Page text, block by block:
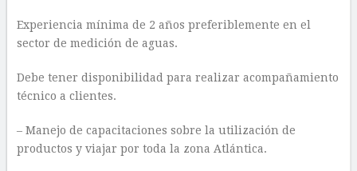
Experiencia mínima de 2 años preferiblemente en el
sector de medición de aguas.
Debe tener disponibilidad para realizar acompañamiento
técnico a clientes.
– Manejo de capacitaciones sobre la utilización de
productos y viajar por toda la zona Atlántica.